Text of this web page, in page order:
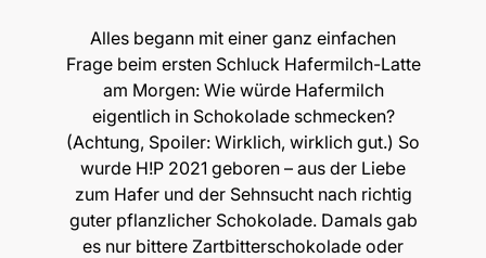
Alles begann mit einer ganz einfachen
Frage beim ersten Schluck Hafermilch-Latte
am Morgen: Wie würde Hafermilch
eigentlich in Schokolade schmecken?
(Achtung, Spoiler: Wirklich, wirklich gut.) So
wurde H!P 2021 geboren – aus der Liebe
zum Hafer und der Sehnsucht nach richtig
guter pflanzlicher Schokolade. Damals gab
es nur bittere Zartbitterschokolade oder